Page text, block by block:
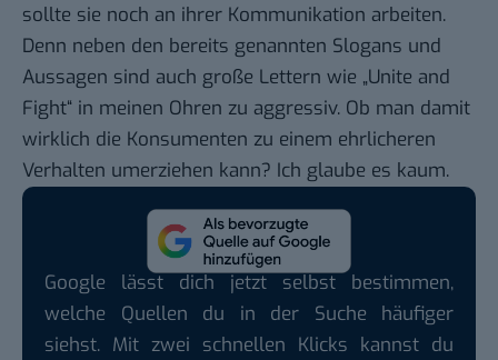
sollte sie noch an ihrer Kommunikation arbeiten.
Denn neben den bereits genannten Slogans und
Aussagen sind auch große Lettern wie „Unite and
Fight“ in meinen Ohren zu aggressiv. Ob man damit
wirklich die Konsumenten zu einem ehrlicheren
Verhalten umerziehen kann? Ich glaube es kaum.
Google lässt dich jetzt selbst bestimmen,
welche Quellen du in der Suche häufiger
siehst. Mit zwei schnellen Klicks kannst du